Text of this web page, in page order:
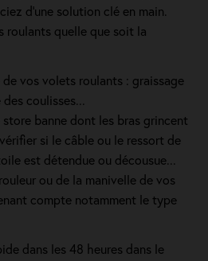
d'une solution clé en main.
roulants quelle que soit la
vos volets roulants : graissage
coulisses...
banne dont les bras grincent
si le câble ou le ressort de
est détendue ou décousue...
ou de la manivelle de vos
compte notamment le type
dans les 48 heures dans le